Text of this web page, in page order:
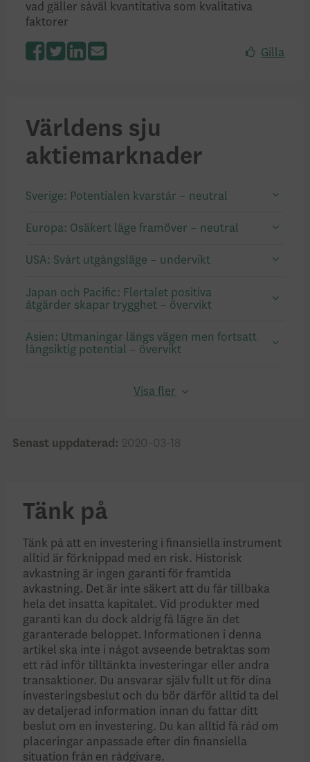
vad gäller såväl kvantitativa som kvalitativa
faktorer
Gilla
Världens sju
aktiemarknader
Sverige: Potentialen kvarstår – neutral
Europa: Osäkert läge framöver – neutral
USA: Svårt utgångsläge – undervikt
Japan och Pacific: Flertalet positiva
åtgärder skapar trygghet – övervikt
Asien: Utmaningar längs vägen men fortsatt
långsiktig potential – övervikt
Visa fler
Senast uppdaterad: 2020-03-18
Tänk på
Tänk på att en investering i finansiella instrument
alltid är förknippad med en risk. Historisk
avkastning är ingen garanti för framtida
avkastning. Det är inte säkert att du får tillbaka
hela det insatta kapitalet. Vid produkter med
garanti kan du dock aldrig få lägre än det
garanterade beloppet. Informationen i denna
artikel ska inte i något avseende betraktas som
ett råd inför tilltänkta investeringar eller andra
transaktioner. Du ansvarar själv fullt ut för dina
investeringsbeslut och du bör därför alltid ta del
av detaljerad information innan du fattar ditt
beslut om en investering. Du kan alltid få råd om
placeringar anpassade efter din finansiella
situation från en rådgivare.